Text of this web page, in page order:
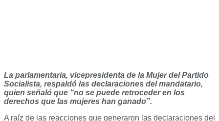
La parlamentaria, vicepresidenta de la Mujer del Partido
Socialista, respaldó las declaraciones del mandatario,
quien señaló que “no se puede retroceder en los
derechos que las mujeres han ganado”.
A raíz de las reacciones que generaron las declaraciones del